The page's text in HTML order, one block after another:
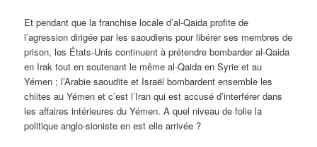
Et pendant que la franchise locale d’al-Qaida profite de
l’agression dirigée par les saoudiens pour libérer ses membres de
prison, les États-Unis continuent à prétendre bombarder al-Qaida
en Irak tout en soutenant le même al-Qaida en Syrie et au
Yémen ; l’Arabie saoudite et Israël bombardent ensemble les
chiites au Yémen et c’est l’Iran qui est accusé d’interférer dans
les affaires intérieures du Yémen. A quel niveau de folie la
politique anglo-sioniste en est elle arrivée ?